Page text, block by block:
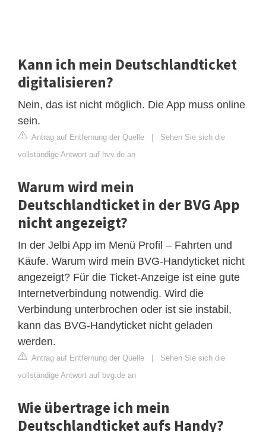
Kann ich mein Deutschlandticket
digitalisieren?
Nein, das ist nicht möglich. Die App muss online
sein.
Antrag auf Entfernung der Quelle | Sehen Sie sich die
vollständige Antwort auf hvv.de an
Warum wird mein
Deutschlandticket in der BVG App
nicht angezeigt?
In der Jelbi App im Menü Profil – Fahrten und
Käufe. Warum wird mein BVG-Handyticket nicht
angezeigt? Für die Ticket-Anzeige ist eine gute
Internetverbindung notwendig. Wird die
Verbindung unterbrochen oder ist sie instabil,
kann das BVG-Handyticket nicht geladen
werden.
Antrag auf Entfernung der Quelle | Sehen Sie sich die
vollständige Antwort auf bvg.de an
Wie übertrage ich mein
Deutschlandticket aufs Handy?